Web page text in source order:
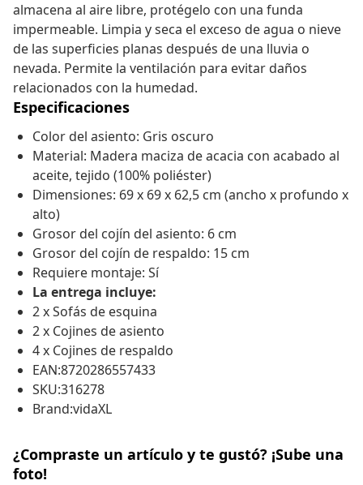
almacena al aire libre, protégelo con una funda
impermeable. Limpia y seca el exceso de agua o nieve
de las superficies planas después de una lluvia o
nevada. Permite la ventilación para evitar daños
relacionados con la humedad.
Especificaciones
Color del asiento: Gris oscuro
Material: Madera maciza de acacia con acabado al
aceite, tejido (100% poliéster)
Dimensiones: 69 x 69 x 62,5 cm (ancho x profundo x
alto)
Grosor del cojín del asiento: 6 cm
Grosor del cojín de respaldo: 15 cm
Requiere montaje: Sí
La entrega incluye:
2 x Sofás de esquina
2 x Cojines de asiento
4 x Cojines de respaldo
EAN:8720286557433
SKU:316278
Brand:vidaXL
¿Compraste un artículo y te gustó? ¡Sube una
foto!